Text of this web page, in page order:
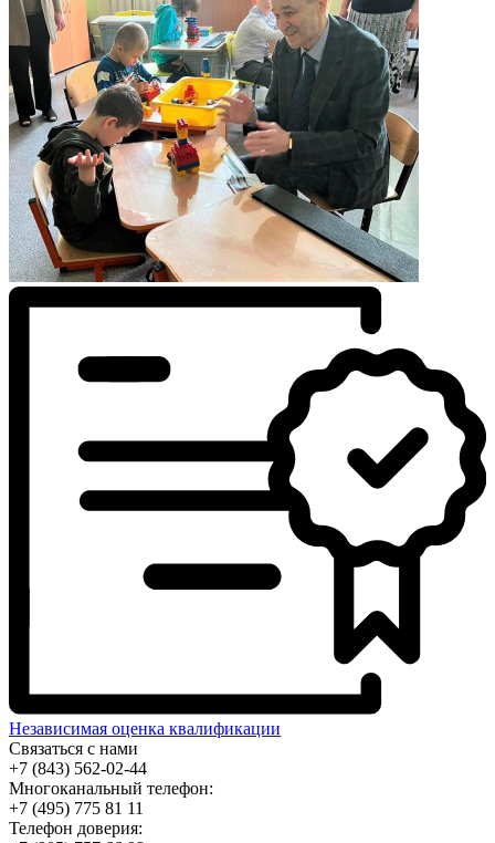
Независимая оценка квалификации
Связаться с нами
+7 (843) 562-02-44
Многоканальный телефон:
+7 (495) 775 81 11
Телефон доверия: